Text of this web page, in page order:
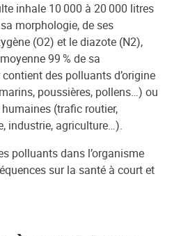
inhale 10 000 à 20 000 litres
morphologie, de ses
(O2) et le diazote (N2),
99 % de sa
des polluants d’origine
poussières, pollens…) ou
(trafic routier,
industrie, agriculture…).
polluants dans l’organisme
sur la santé à court et